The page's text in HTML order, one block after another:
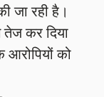
जा रही है।
कर दिया
आरोपियों को